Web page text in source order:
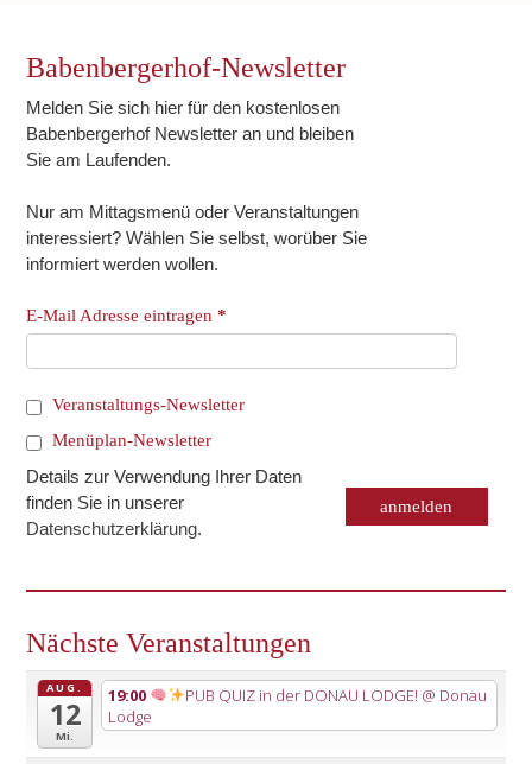
Babenbergerhof-Newsletter
Melden Sie sich hier für den kostenlosen
Babenbergerhof Newsletter an und bleiben
Sie am Laufenden.
Nur am Mittagsmenü oder Veranstaltungen
interessiert? Wählen Sie selbst, worüber Sie
informiert werden wollen.
E-Mail Adresse eintragen*
Veranstaltungs-Newsletter
Menüplan-Newsletter
Details zur Verwendung Ihrer Daten
finden Sie in unserer
Datenschutzerklärung.
Nächste Veranstaltungen
AUG.
12
Mi.
19:00 PUB QUIZ in der DONAU LODGE! @ Donau
Lodge